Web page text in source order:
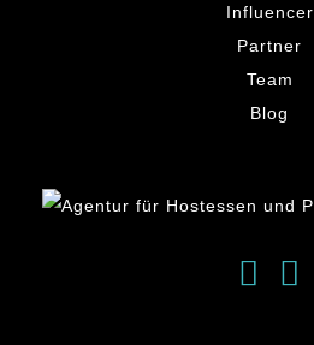
Influencer
Partner
Team
Blog